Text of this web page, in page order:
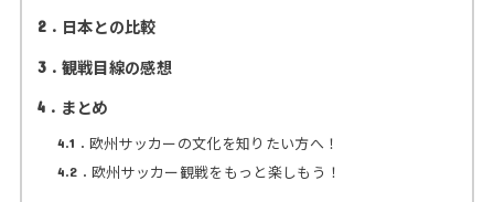
2 日本との比較
3 観戦目線の感想
4 まとめ
4.1 欧州サッカーの文化を知りたい方へ！
4.2 欧州サッカー観戦をもっと楽しもう！